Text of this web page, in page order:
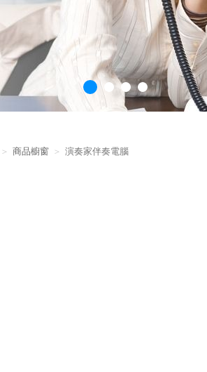
商品櫥窗 演奏家伴奏電腦